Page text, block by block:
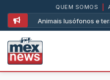
Animais lusófonos e
QUEM SOMOS